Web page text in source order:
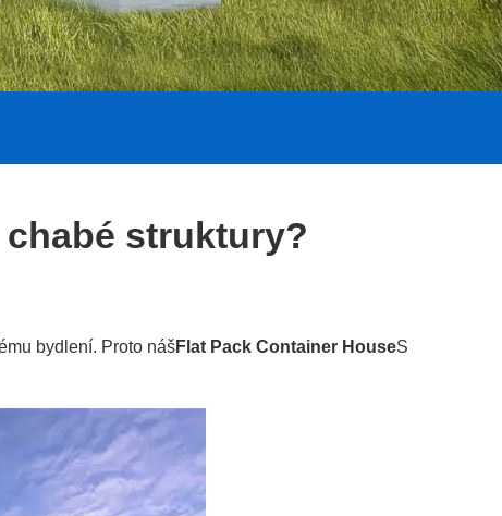
struktury?
bydlení. Proto nášFlat Pack Container HouseS